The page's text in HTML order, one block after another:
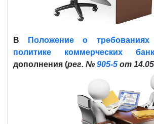
В
Положение о
политике коммерческих
дополнения (рег. № 905-5 от